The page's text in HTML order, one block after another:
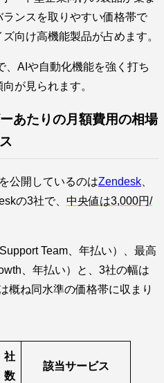
ンスを取りやすい価格帯で
向け高機能製品が占めます。
、AIや自動化機能を強く打ち
が見られます。
あたりの月額費用の相場
公開しているのはZendesk
の3社で、 中央値は3,000円/
Team、年払い）、最高
、年払い）と、3社の幅は
概ね同水準の価格帯に収まり
社
数
該当サービス